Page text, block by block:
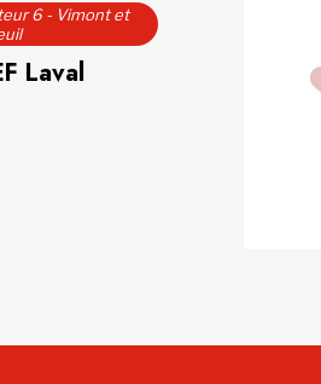
6 - Vimont et
Laval